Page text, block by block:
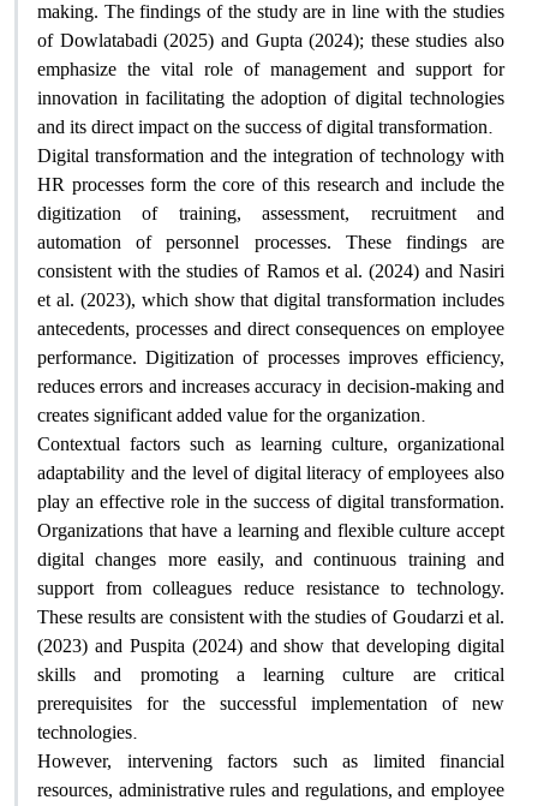
making. The findings of the study are in line with the studies
of Dowlatabadi (2025) and Gupta (2024); these studies also
emphasize the vital role of management and support for
innovation in facilitating the adoption of digital technologies
and its direct impact on the success of digital transformation.
Digital transformation and the integration of technology with
HR processes form the core of this research and include the
digitization of training, assessment, recruitment and
automation of personnel processes. These findings are
consistent with the studies of Ramos et al. (2024) and Nasiri
et al. (2023), which show that digital transformation includes
antecedents, processes and direct consequences on employee
performance. Digitization of processes improves efficiency,
reduces errors and increases accuracy in decision-making and
creates significant added value for the organization.
Contextual factors such as learning culture, organizational
adaptability and the level of digital literacy of employees also
play an effective role in the success of digital transformation.
Organizations that have a learning and flexible culture accept
digital changes more easily, and continuous training and
support from colleagues reduce resistance to technology.
These results are consistent with the studies of Goudarzi et al.
(2023) and Puspita (2024) and show that developing digital
skills and promoting a learning culture are critical
prerequisites for the successful implementation of new
technologies.
However, intervening factors such as limited financial
resources, administrative rules and regulations, and employee